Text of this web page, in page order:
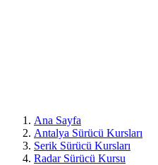
Ana Sayfa
Antalya Sürücü Kursları
Serik Sürücü Kursları
Radar Sürücü Kursu